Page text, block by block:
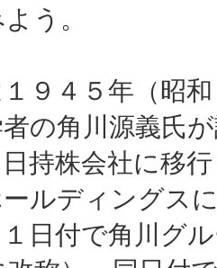
う。
９４５年（昭
の角川源義氏
持株会社に移
ールディングス
日付で角川グ